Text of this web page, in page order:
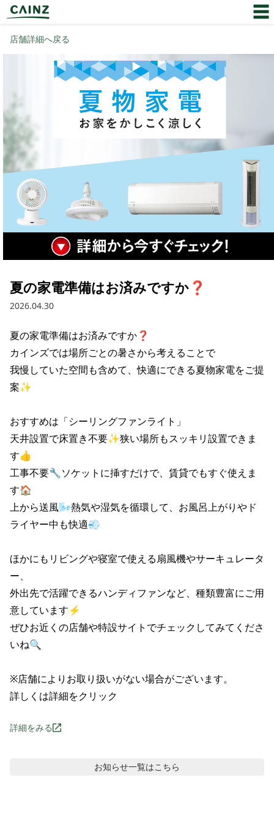
店舗詳細へ戻る
夏の家電準備はお済みですか❓
2026.04.30
夏の家電準備はお済みですか❓
カインズでは場所ごとの暑さから考えることで
我慢していた空間も含めて、快適にできる夏物家電をご提
案✨
おすすめは「シーリングファンライト」
天井設置で床置き不要✨狭い場所もスッキリ設置できま
す👍
工事不要🔧ソケットに挿すだけで、賃貸でもすぐ使えま
す🏠
上から送風🌬️熱気や湿気を循環して、お風呂上がりやド
ライヤー中も快適💨
ほかにもリビングや寝室で使える扇風機やサーキュレータ
ー、
外出先で活躍できるハンディファンなど、種類豊富にご用
意しています⚡
ぜひお近くの店舗や特設サイトでチェックしてみてくださ
いね🔍
※店舗によりお取り扱いがない場合がございます。
詳しくは詳細をクリック
詳細をみる
お知らせ一覧はこちら